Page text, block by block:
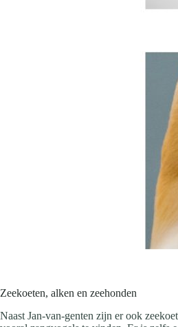
Zeekoeten, alken en zeehonden
Naast Jan-van-genten zijn er ook